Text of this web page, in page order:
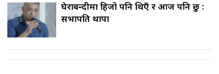
घेराबन्दीमा हिजो पनि थिएँ र आज पनि छु :
सभापति थापा